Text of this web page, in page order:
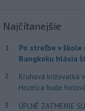
Najčítanejšie
1
Po streľbe v škole
Bangkoku hlásia
2
Kruhová križovatka
Hozelca bude
3
ÚPLNÉ ZATMENIE